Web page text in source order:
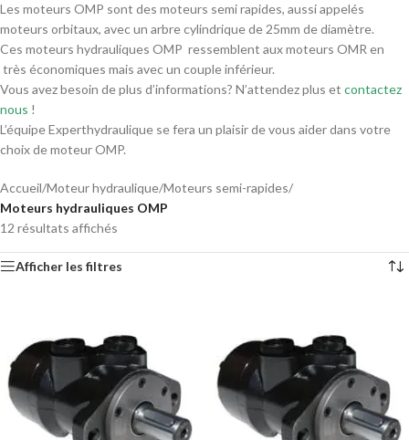
Les moteurs OMP sont des moteurs semi rapides, aussi appelés
moteurs orbitaux, avec un arbre cylindrique de 25mm de diamètre.
Ces moteurs hydrauliques OMP ressemblent aux moteurs OMR en
très économiques mais avec un couple inférieur.
Vous avez besoin de plus d’informations? N’attendez plus et contactez
nous !
L’équipe Experthydraulique se fera un plaisir de vous aider dans votre
choix de moteur OMP.
Accueil/Moteur hydraulique/Moteurs semi-rapides/
Moteurs hydrauliques OMP
12 résultats affichés
Afficher les filtres